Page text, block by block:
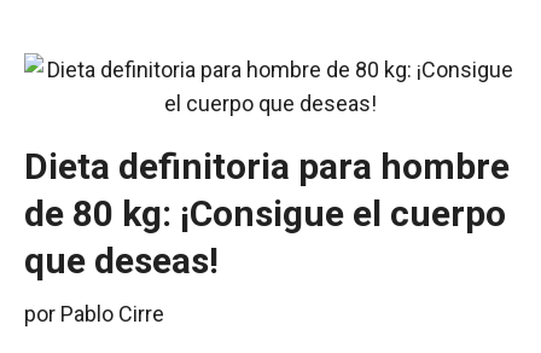
Dieta definitoria para hombre
de 80 kg: ¡Consigue el cuerpo
que deseas!
por Pablo Cirre